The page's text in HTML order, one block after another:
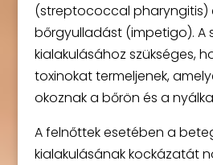
(streptococcal pharyngitis)
bőrgyulladást (impetigo). A
kialakulásához szükséges,
toxinokat termeljenek,
okoznak a bőrön és a
A felnőttek esetében a
kialakulásának kockázatát